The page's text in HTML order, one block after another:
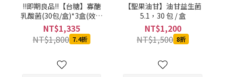
!!即期良品!!【台糖】寡醣
乳酸菌(30包/盒)*3盒(效期
至2027/05/12)
NT$1,335
NT$1,800 7.4折
【聖果油甘】油甘益生菌
5.1，30 包 / 盒
NT$1,200
NT$1,500 8折